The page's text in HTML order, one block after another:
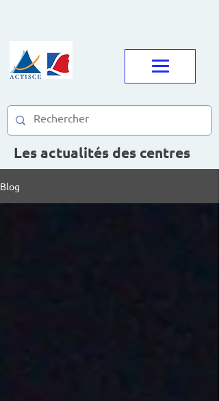
Les actualités des centres
Blog